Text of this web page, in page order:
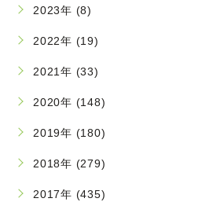
2023年 (8)
2022年 (19)
2021年 (33)
2020年 (148)
2019年 (180)
2018年 (279)
2017年 (435)